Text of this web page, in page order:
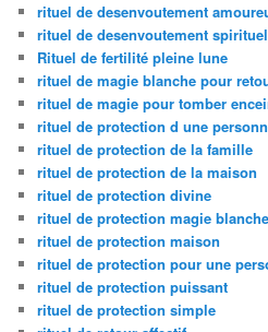
rituel de desenvoutement
rituel de desenvoutement spirituel
Rituel de fertilité pleine lune
rituel de magie blanche pour
rituel de magie pour tomber
rituel de protection d une
rituel de protection de la famille
rituel de protection de la maison
rituel de protection divine
rituel de protection magie blanche
rituel de protection maison
rituel de protection pour une
rituel de protection puissant
rituel de protection simple